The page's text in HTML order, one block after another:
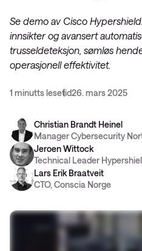
Se demo av Cisco
innsikter og avansert
trusseldeteksjon, sømløs
operasjonell effektivitet.
1 minutts lesetid26. mars 2025
Christian Brandt Heinel
Manager Cybersecurity
Jeroen Wittock
Technical Leader
Lars Erik Braatveit
CTO, Conscia Norge